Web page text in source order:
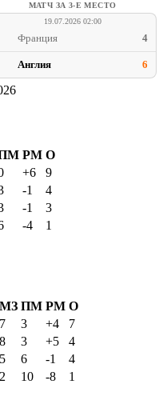
МАТЧ ЗА 3-Е МЕСТО
19.07.2026 02:00
Франция 4
Англия 6
РМ О
+6
9
-1
4
-1
3
-4
1
МЗ ПМ РМ О
7 3 +4
7
8 3 +5
4
5 6 -1
4
2 10 -8
1